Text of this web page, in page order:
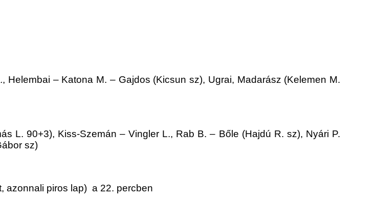
– Katona M. – Gajdos (Kicsun sz), Ugrai, Madarász (Kelemen M.
L. 90+3), Kiss-Szemán – Vingler L., Rab B. – Bőle (Hajdú R. sz), Nyári P.
sz)
azonnali piros lap) a 22. percben